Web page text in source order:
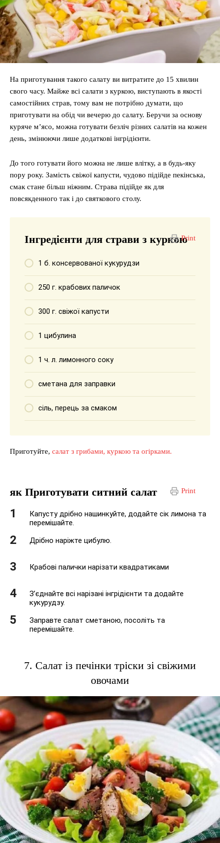
На приготування такого салату ви витратите до 15 хвилин
свого часу. Майже всі салати з куркою, виступають в якості
самостійних страв, тому вам не потрібно думати, що
приготувати на обід чи вечерю до салату. Беручи за основу
куряче м’ясо, можна готувати безліч різних салатів на кожен
день, змінюючи лише додаткові інгрідієнти.
До того готувати його можна не лише влітку, а в будь-яку
пору року. Замість свіжої капусти, чудово підійде пекінська,
смак стане більш ніжним. Страва підійде як для
повсякденного так і до святкового столу.
Print
Інгредієнти для страви з куркою
1 б. консервованої кукурудзи
250 г. крабових паличок
300 г. свіжої капусти
1 цибулина
1 ч. л. лимонного соку
сметана для заправки
сіль, перець за смаком
Приготуйте, салат з грибами, куркою та огірками.
Print
як Приготувати ситний салат
Капусту дрібно нашинкуйте, додайте сік лимона та
перемішайте.
Дрібно наріжте цибулю.
Крабові палички нарізати квадратиками
З’єднайте всі нарізані інгрідієнти та додайте
кукурудзу.
Заправте салат сметаною, посоліть та
перемішайте.
7. Салат із печінки тріски зі свіжими
овочами